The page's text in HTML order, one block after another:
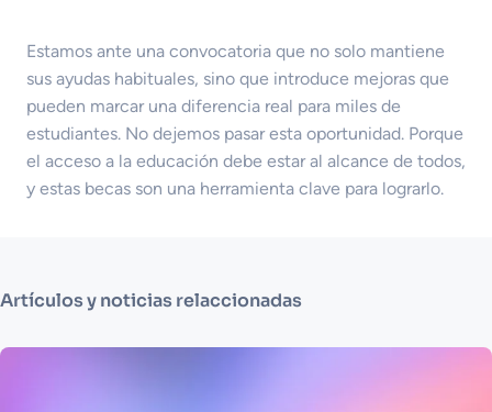
Estamos ante una convocatoria que no solo mantiene
sus ayudas habituales, sino que introduce mejoras que
pueden marcar una diferencia real para miles de
estudiantes. No dejemos pasar esta oportunidad. Porque
el acceso a la educación debe estar al alcance de todos,
y estas becas son una herramienta clave para lograrlo.
Artículos y noticias relaccionadas